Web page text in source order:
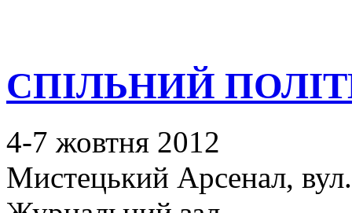
СПІЛЬНИЙ
4-7 жовтня 2012
Мистецький Арсенал,